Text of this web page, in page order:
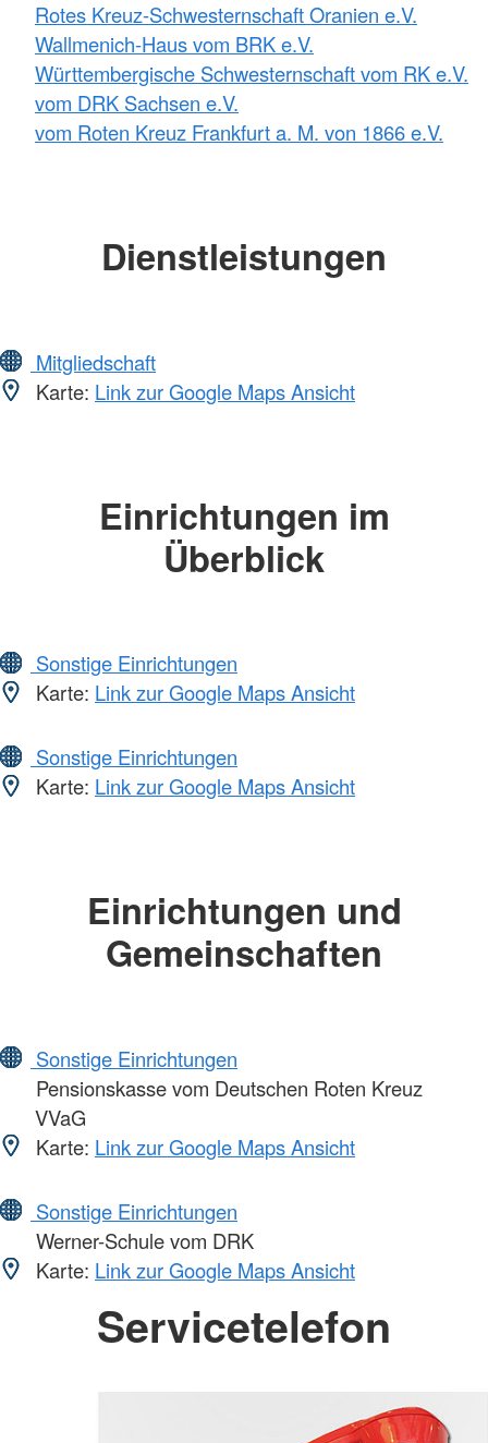
Rotes Kreuz-Schwesternschaft Oranien e.V.
Wallmenich-Haus vom BRK e.V.
Württembergische Schwesternschaft vom RK e.V.
vom DRK Sachsen e.V.
vom Roten Kreuz Frankfurt a. M. von 1866 e.V.
Dienstleistungen
Mitgliedschaft
Karte: Link zur Google Maps Ansicht
Einrichtungen im
Überblick
Sonstige Einrichtungen
Karte: Link zur Google Maps Ansicht
Sonstige Einrichtungen
Karte: Link zur Google Maps Ansicht
Einrichtungen und
Gemeinschaften
Sonstige Einrichtungen
Pensionskasse vom Deutschen Roten Kreuz
VVaG
Karte: Link zur Google Maps Ansicht
Sonstige Einrichtungen
Werner-Schule vom DRK
Karte: Link zur Google Maps Ansicht
Servicetelefon